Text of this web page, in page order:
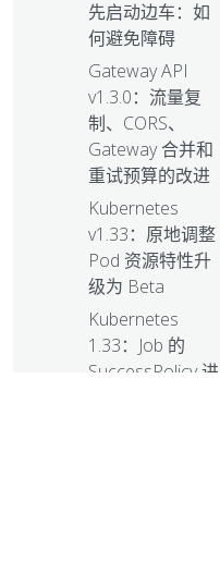
先启动边车：如
何避免障碍
Gateway API
v1.3.0：流量复
制、CORS、
Gateway 合并和
重试预算的改进
Kubernetes
v1.33：原地调整
Pod 资源特性升
级为 Beta
Kubernetes
1.33：Job 的
SuccessPolicy 进